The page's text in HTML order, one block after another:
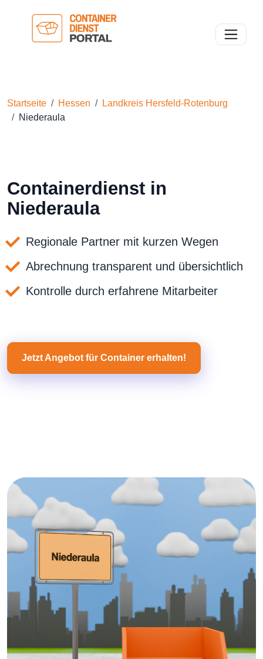
Toggle
Startseite Hessen
Landkreis Hersfeld-Rotenburg
Niederaula
Containerdienst in
Niederaula
Regionale Partner mit kurzen Wegen
Abrechnung transparent und übersichtlich
Kontrolle durch erfahrene Mitarbeiter
Jetzt Angebot für Container erhalten!